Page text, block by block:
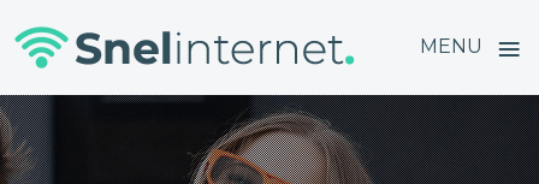
MENU ≡
Skip
to
content